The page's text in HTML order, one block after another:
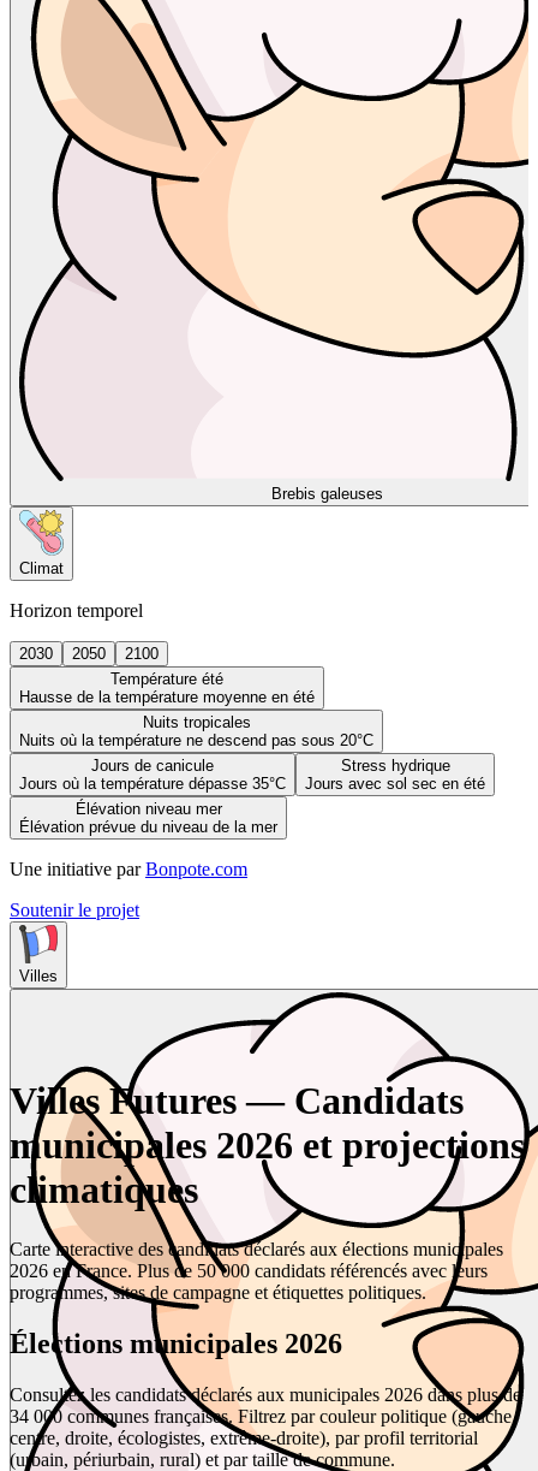
Brebis galeuses
Climat
Horizon temporel
2030 2050
2100
Température été
Hausse de la température moyenne en été
Nuits tropicales
Nuits où la température ne descend pas sous 20°C
Jours de canicule
Jours où la température dépasse 35°C
Stress hydrique
Jours avec sol sec en été
Élévation niveau mer
Élévation prévue du niveau de la mer
Une initiative par Bonpote.com
Soutenir le projet
Villes
Villes Futures — Candidats
municipales 2026 et projections
climatiques
Carte interactive des candidats déclarés aux élections municipales
2026 en France. Plus de 50 000 candidats référencés avec leurs
programmes, sites de campagne et étiquettes politiques.
Élections municipales 2026
Consultez les candidats déclarés aux municipales 2026 dans plus de
34 000 communes françaises. Filtrez par couleur politique (gauche,
centre, droite, écologistes, extrême-droite), par profil territorial
(urbain, périurbain, rural) et par taille de commune.